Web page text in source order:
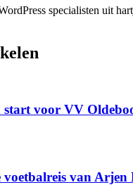
specialisten uit
start voor VV
voetbalreis van